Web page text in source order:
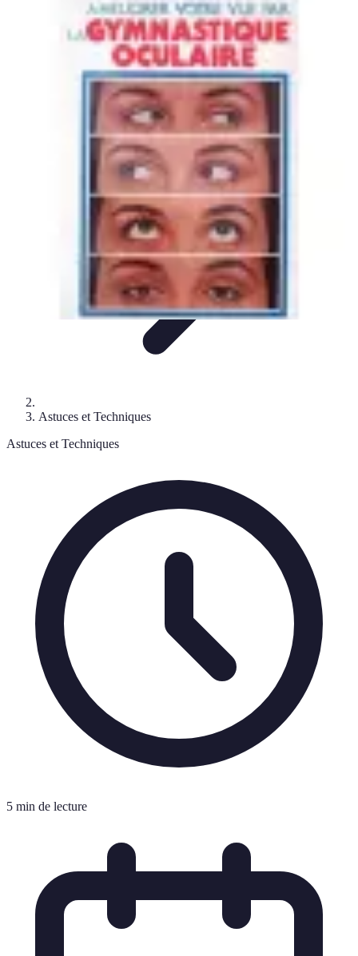
Tout sur le Padel
Entraînement et TechniquesTechniques et
ÉquipementTendancesÉquipement et Terrain
Tout sur le Padel
Astuces et Techniques
Astuces et Techniques
5 min de lecture